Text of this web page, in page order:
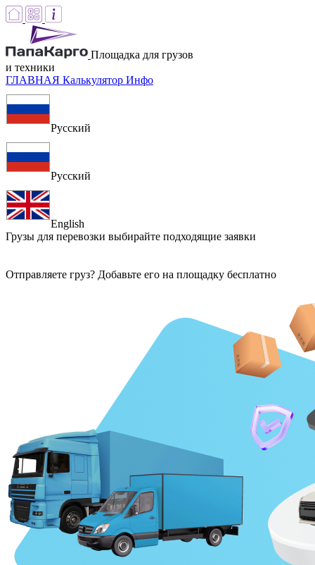
Площадка для грузов
и техники
ГЛАВНАЯ Калькулятор Инфо
Русский
Русский
English
Грузы для перевозки выбирайте подходящие заявки
Отправляете груз? Добавьте его на площадку бесплатно